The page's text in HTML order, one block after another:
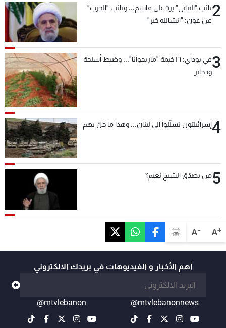
A+
A-
2نائب "الثنائي" يردّ على قاسم... ونائب "الحزب"
عن عون: "انشالله خير"
3
في بوداي: ١٦ خيمة "ماريجوانا"... وضبط أسلحة
وذخائر
4إسرائيليّون تسلّلوا الى لبنان... وهذا ما حلّ بهم
5من يصدّق الشيخ نعيم؟
أهم الأخبار و الفيديوهات في بريدك الالكتروني
@mtvlebanonnews
@mtvlebanon